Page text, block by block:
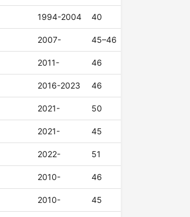
1994-2004 40
2007- 45–46
2011- 46
2016-2023 46
2021- 50
2021- 45
2022- 51
2010- 46
2010- 45